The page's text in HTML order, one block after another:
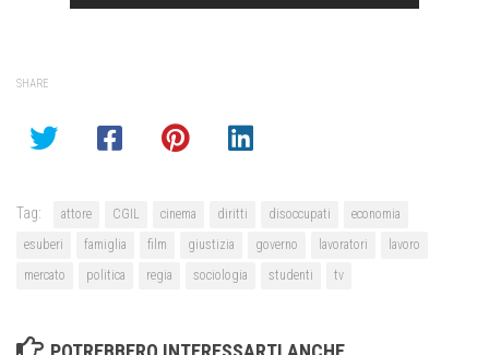
SHARE
Tag: attore CGIL cinema diritti disoccupati
economia
esuberi
famiglia film giustizia governo lavoratori
lavoro
mercato
politica regia sociologia studenti tv